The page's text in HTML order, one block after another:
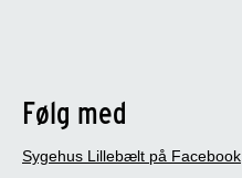
Følg med
Sygehus Lillebælt på Facebook